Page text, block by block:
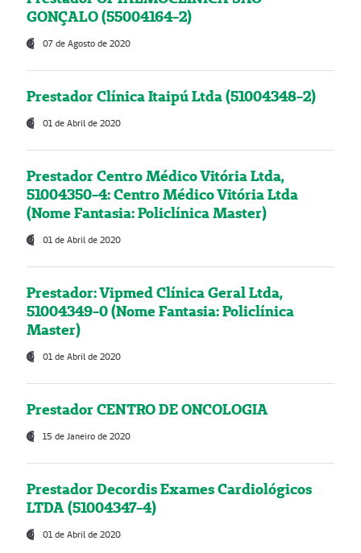
GONÇALO (55004164-2)
07 de Agosto de 2020
Prestador Clínica Itaipú Ltda (51004348-2)
01 de Abril de 2020
Prestador Centro Médico Vitória Ltda,
51004350-4: Centro Médico Vitória Ltda
(Nome Fantasia: Policlínica Master)
01 de Abril de 2020
Prestador: Vipmed Clínica Geral Ltda,
51004349-0 (Nome Fantasia: Policlínica
Master)
01 de Abril de 2020
Prestador CENTRO DE ONCOLOGIA
15 de Janeiro de 2020
Prestador Decordis Exames Cardiológicos
LTDA (51004347-4)
01 de Abril de 2020